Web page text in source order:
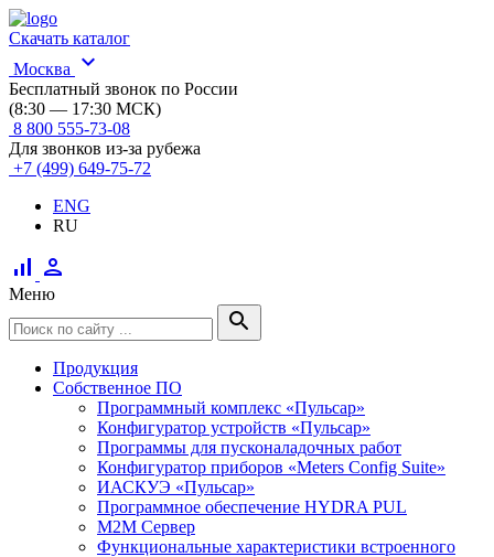
Скачать каталог
Москва
expand_more
Бесплатный звонок по России
(8:30 — 17:30 МСК)
8 800 555-73-08
Для звонков из-за рубежа
+7 (499) 649-75-72
ENG
RU
signal_cellular_alt person
Меню
search
Продукция
Собственное ПО
Программный комплекс «Пульсар»
Конфигуратор устройств «Пульсар»
Программы для пусконаладочных работ
Конфигуратор приборов «Meters Config Suite»
ИАСКУЭ «Пульсар»
Программное обеспечение HYDRA PUL
M2M Сервер
Функциональные характеристики встроенного